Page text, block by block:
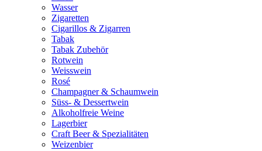
Wasser
Zigaretten
Cigarillos & Zigarren
Tabak
Tabak Zubehör
Rotwein
Weisswein
Rosé
Champagner & Schaumwein
Süss- & Dessertwein
Alkoholfreie Weine
Lagerbier
Craft Beer & Spezialitäten
Weizenbier